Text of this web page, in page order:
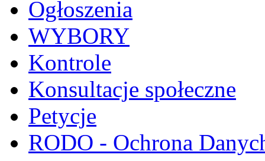
Ogłoszenia
WYBORY
Kontrole
Konsultacje społeczne
Petycje
RODO - Ochrona